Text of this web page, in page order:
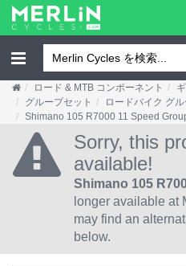
ロード & MTB コンポーネント
グループセット
ロードバイク グ
Shimano 105 R7000 11 Speed
Sorry, this
available!
Shimano 105
longer available at
may find an
below.